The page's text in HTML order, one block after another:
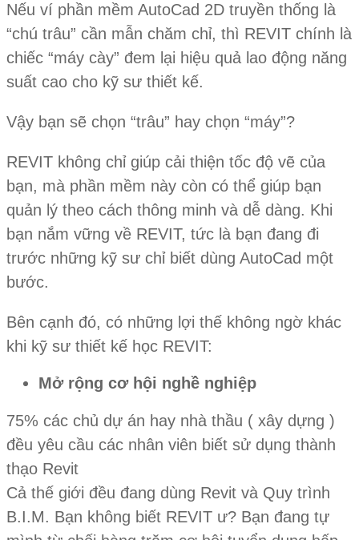
Nếu ví phần mềm AutoCad 2D truyền thống là
“chú trâu” cần mẫn chăm chỉ, thì REVIT chính là
chiếc “máy cày” đem lại hiệu quả lao động năng
suất cao cho kỹ sư thiết kế.
Vậy bạn sẽ chọn “trâu” hay chọn “máy”?
REVIT không chỉ giúp cải thiện tốc độ vẽ của
bạn, mà phần mềm này còn có thể giúp bạn
quản lý theo cách thông minh và dễ dàng. Khi
bạn nắm vững về REVIT, tức là bạn đang đi
trước những kỹ sư chỉ biết dùng AutoCad một
bước.
Bên cạnh đó, có những lợi thế không ngờ khác
khi kỹ sư thiết kế học REVIT:
Mở rộng cơ hội nghề nghiệp
75% các chủ dự án hay nhà thầu ( xây dựng )
đều yêu cầu các nhân viên biết sử dụng thành
thạo Revit
Cả thế giới đều đang dùng Revit và Quy trình
B.I.M. Bạn không biết REVIT ư? Bạn đang tự